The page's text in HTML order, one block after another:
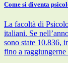
Come si diventa
La facoltà di
italiani. Se
sono state 10.836,
fino a